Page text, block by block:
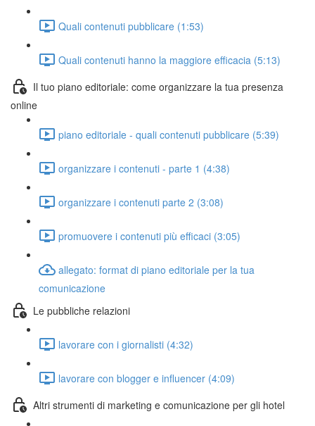
Quali contenuti pubblicare (1:53)
Quali contenuti hanno la maggiore efficacia (5:13)
Il tuo piano editoriale: come organizzare la tua presenza
online
piano editoriale - quali contenuti pubblicare (5:39)
organizzare i contenuti - parte 1 (4:38)
organizzare i contenuti parte 2 (3:08)
promuovere i contenuti più efficaci (3:05)
allegato: format di piano editoriale per la tua
comunicazione
Le pubbliche relazioni
lavorare con i giornalisti (4:32)
lavorare con blogger e influencer (4:09)
Altri strumenti di marketing e comunicazione per gli hotel